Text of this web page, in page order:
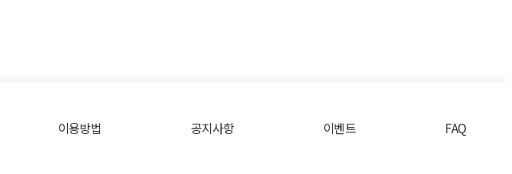
이용방법 공지사항 이벤트 FAQ